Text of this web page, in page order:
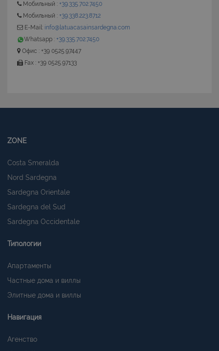
Мобильный : +39.335.702.7450
Мобильный : +39.338.223.8712
E-Mail: info@latuacasainsardegna.com
Whatsapp : +39.335.702.7450
Офис : +39 0525.97447
Fax : +39 0525.97133
ZONE
Costa Smeralda
Nord Sardegna
Sardegna Orientale
Sardegna del Sud
Sardegna Occidentale
Типологии
Апартаменты
Частные дома и виллы
Элитные дома и виллы
Навигация
Агенство
CookieScriptConsent
www.latuacasainsardegna.com